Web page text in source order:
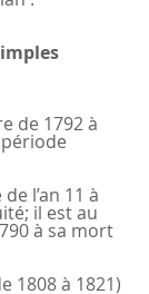
période
il est au
à sa mort